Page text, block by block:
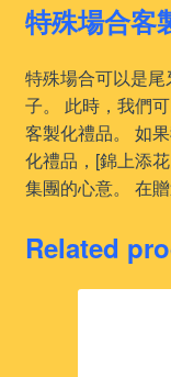
特殊場合客
特殊場合可以是
子。 此時，我們
客製化禮品。 如
化禮品，[錦上添
集團的心意。 在
Related